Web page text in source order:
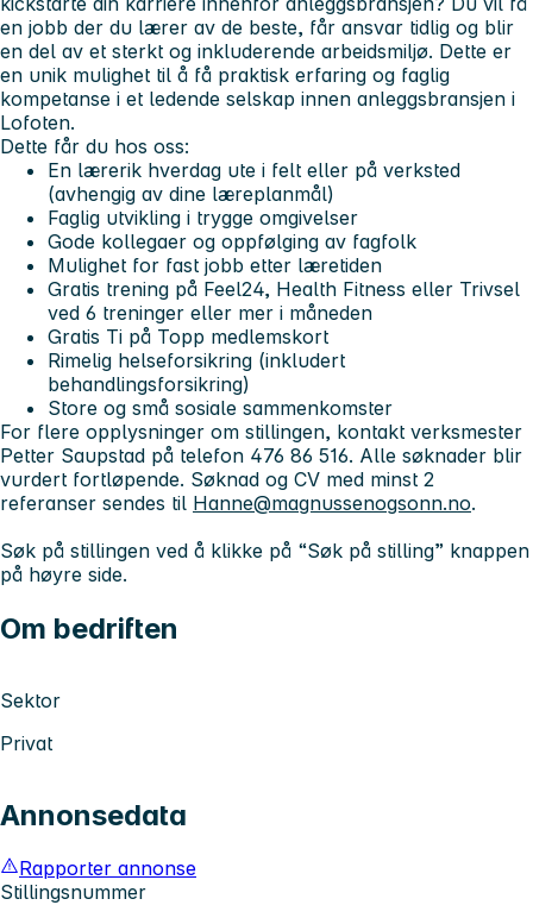
en jobb der du lærer av de beste, får ansvar tidlig og blir
en del av et sterkt og inkluderende arbeidsmiljø. Dette er
en unik mulighet til å få praktisk erfaring og faglig
kompetanse i et ledende selskap innen anleggsbransjen i
Lofoten.
Dette får du hos oss:
En lærerik hverdag ute i felt eller på verksted
(avhengig av dine læreplanmål)
Faglig utvikling i trygge omgivelser
Gode kollegaer og oppfølging av fagfolk
Mulighet for fast jobb etter læretiden
Gratis trening på Feel24, Health Fitness eller Trivsel
ved 6 treninger eller mer i måneden
Gratis Ti på Topp medlemskort
Rimelig helseforsikring (inkludert
behandlingsforsikring)
Store og små sosiale sammenkomster
For flere opplysninger om stillingen, kontakt verksmester
Petter Saupstad på telefon 476 86 516. Alle søknader blir
vurdert fortløpende. Søknad og CV med minst 2
referanser sendes til Hanne@magnussenogsonn.no.
Søk på stillingen ved å klikke på “Søk på stilling” knappen
på høyre side.
Om bedriften
Sektor
Privat
Annonsedata
Rapporter annonse
Stillingsnummer